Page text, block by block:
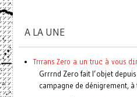
A LA UNE
Trrrans Zero a un truc à vous
Grrrnd Zero fait l’objet
campagne de dénigrement,